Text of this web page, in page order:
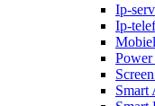
Ip-
Ip-
Power
Smart